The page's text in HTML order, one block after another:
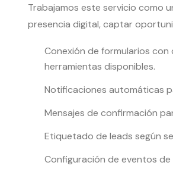
Trabajamos este servicio como
presencia digital, captar
Conexión de formularios con
herramientas disponibles.
Notificaciones automáticas
Mensajes de confirmación
Etiquetado de leads según
Configuración de eventos